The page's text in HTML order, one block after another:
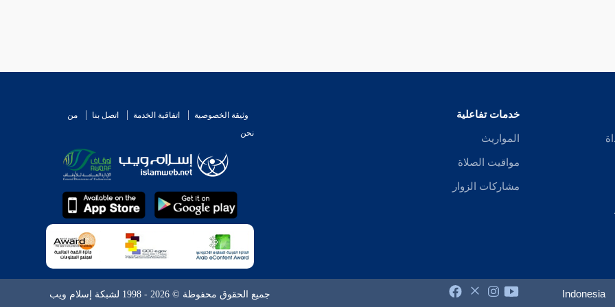
خدمات تفاعلية
المواريث
مواقيت الصلاة
مشاركات الزوار
وثيقة الخصوصية اتفاقية الخدمة اتصل بنا
من
نحن
Indonesia جميع الحقوق محفوظة © 2026 - 1998 لشبكة إسلام ويب